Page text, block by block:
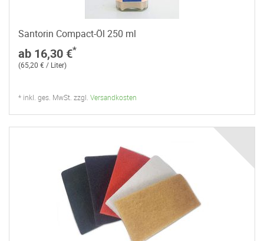
Santorin Compact-Öl 250 ml
ab 16,30 €*
(65,20 € / Liter)
* inkl. ges. MwSt. zzgl. Versandkosten